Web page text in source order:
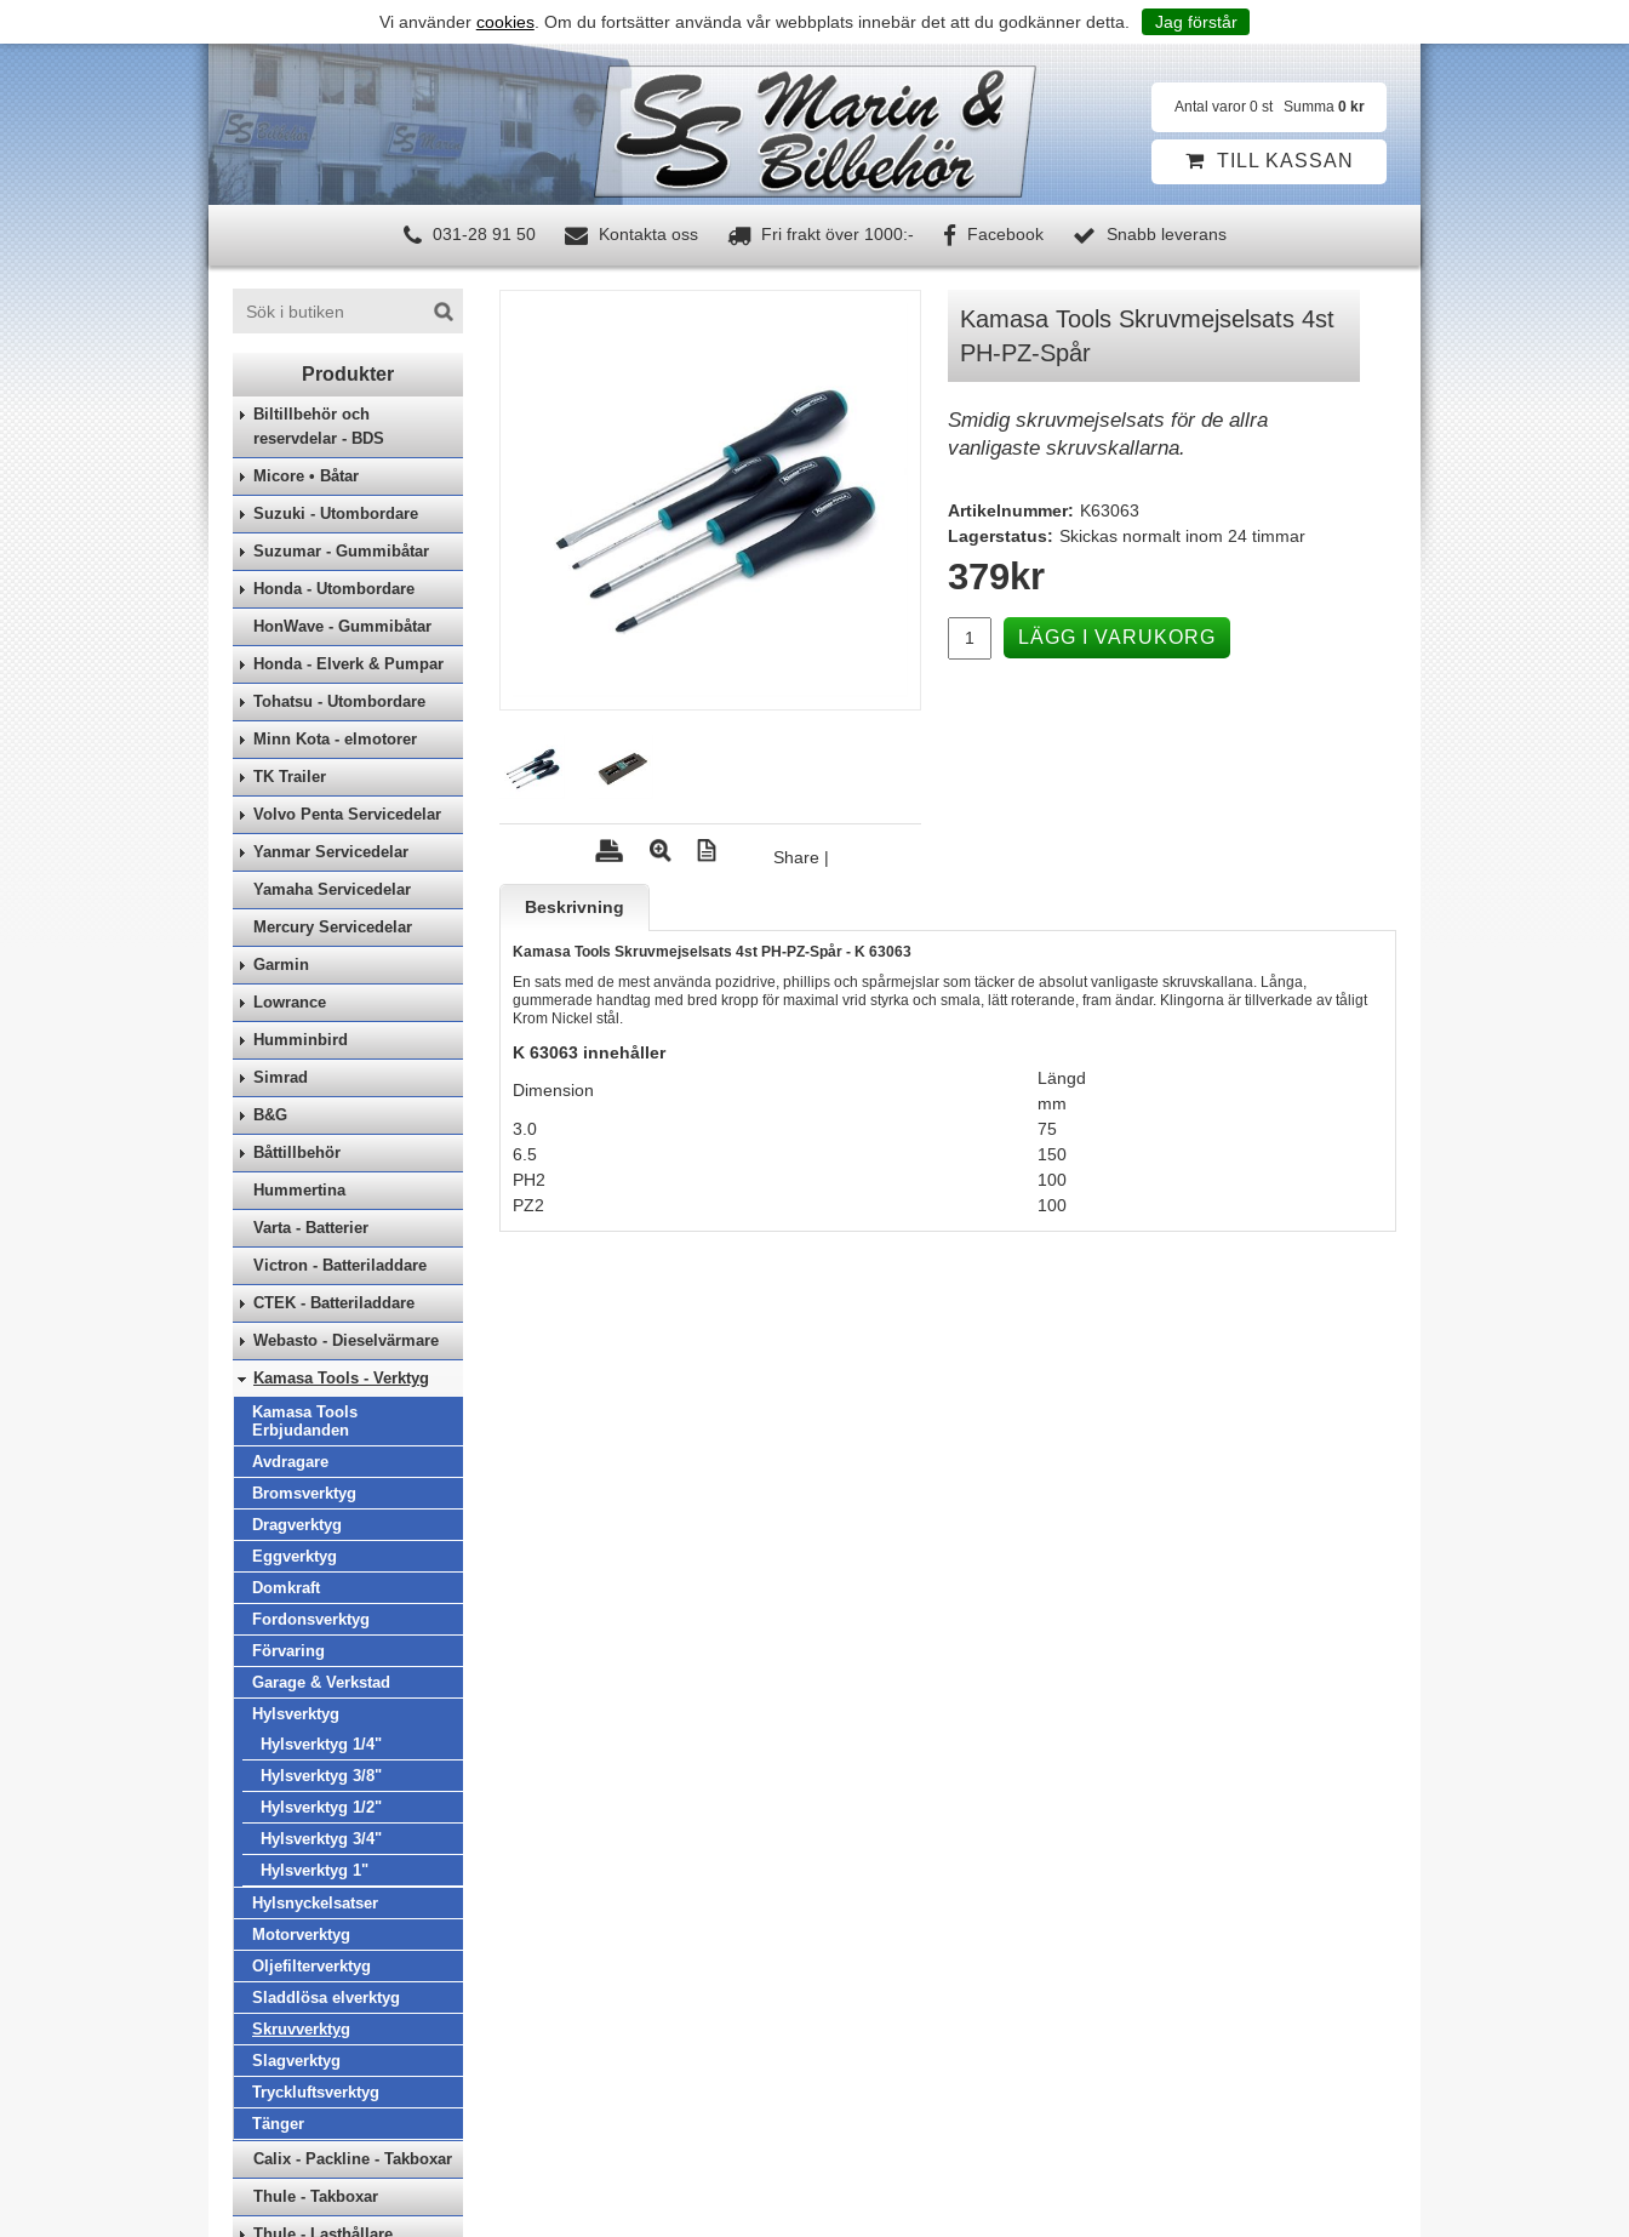
Vi använder cookies. Om du fortsätter använda vår webbplats innebär det att du godkänner detta. Jag förstår
Antal varor 0 st Summa 0 kr
TILL KASSAN
031-28 91 50 Kontakta oss Fri frakt över 1000:- Facebook Snabb leverans
Biltillbehör och
reservdelar - BDS
Micore • Båtar
Suzuki - Utombordare
Suzumar - Gummibåtar
Honda - Utombordare
HonWave - Gummibåtar
Honda - Elverk & Pumpar
Tohatsu - Utombordare
Minn Kota - elmotorer
TK Trailer
Volvo Penta Servicedelar
Yanmar Servicedelar
Yamaha Servicedelar
Mercury Servicedelar
Garmin
Lowrance
Humminbird
Simrad
B&G
Båttillbehör
Hummertina
Varta - Batterier
Victron - Batteriladdare
CTEK - Batteriladdare
Webasto - Dieselvärmare
Kamasa Tools - Verktyg
Kamasa Tools
Erbjudanden
Avdragare
Bromsverktyg
Dragverktyg
Eggverktyg
Domkraft
Fordonsverktyg
Förvaring
Garage & Verkstad
Hylsverktyg
Hylsverktyg 1/4"
Hylsverktyg 3/8"
Hylsverktyg 1/2"
Hylsverktyg 3/4"
Hylsverktyg 1"
Hylsnyckelsatser
Motorverktyg
Oljefilterverktyg
Sladdlösa elverktyg
Skruvverktyg
Slagverktyg
Tryckluftsverktyg
Tänger
Calix - Packline - Takboxar
Thule - Takboxar
Share |
Kamasa Tools Skruvmejselsats 4st
PH-PZ-Spår
Smidig skruvmejselsats för de allra
vanligaste skruvskallarna.
Artikelnummer: K63063
Lagerstatus: Skickas normalt inom 24 timmar
379kr
LÄGG I VARUKORG
Beskrivning
Kamasa Tools Skruvmejselsats 4st PH-PZ-Spår - K 63063
En sats med de mest använda pozidrive, phillips och spårmejslar som täcker de absolut vanligaste skruvskallana. Långa,
gummerade handtag med bred kropp för maximal vrid styrka och smala, lätt roterande, fram ändar. Klingorna är tillverkade av tåligt
Krom Nickel stål.
K 63063 innehåller
Dimension
Längd
mm
3.0
75
6.5
150
PH2
100
PZ2
100